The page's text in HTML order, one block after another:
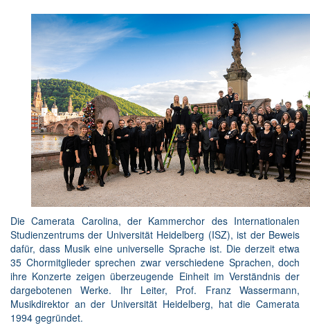
Die Camerata Carolina, der Kammerchor des Internationalen
Studienzentrums der Universität Heidelberg (ISZ), ist der Beweis
dafür, dass Musik eine universelle Sprache ist. Die derzeit etwa
35 Chormitglieder sprechen zwar verschiedene Sprachen, doch
ihre Konzerte zeigen überzeugende Einheit im Verständnis der
dargebotenen Werke. Ihr Leiter, Prof. Franz Wassermann,
Musikdirektor an der Universität Heidelberg, hat die Camerata
1994 gegründet.